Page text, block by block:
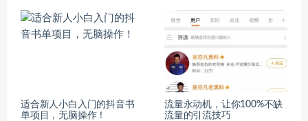
适合新人小白入门的抖音书
单项目，无脑操作！
流量永动机，让你100%不缺
流量的引流技巧